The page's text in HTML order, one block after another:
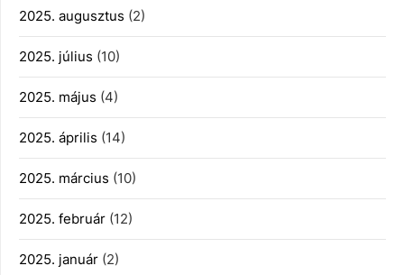
2025. augusztus (2)
2025. július (10)
2025. május (4)
2025. április (14)
2025. március (10)
2025. február (12)
2025. január (2)